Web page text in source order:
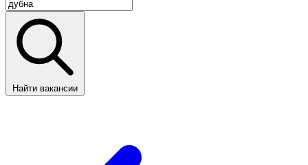
Найти вакансии